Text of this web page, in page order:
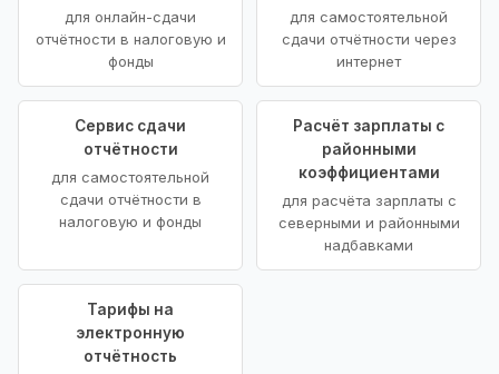
для онлайн-сдачи
отчётности в налоговую и
фонды
для самостоятельной
сдачи отчётности через
интернет
Сервис сдачи
отчётности
для самостоятельной
сдачи отчётности в
налоговую и фонды
Расчёт зарплаты с
районными
коэффициентами
для расчёта зарплаты с
северными и районными
надбавками
Тарифы на
электронную
отчётность